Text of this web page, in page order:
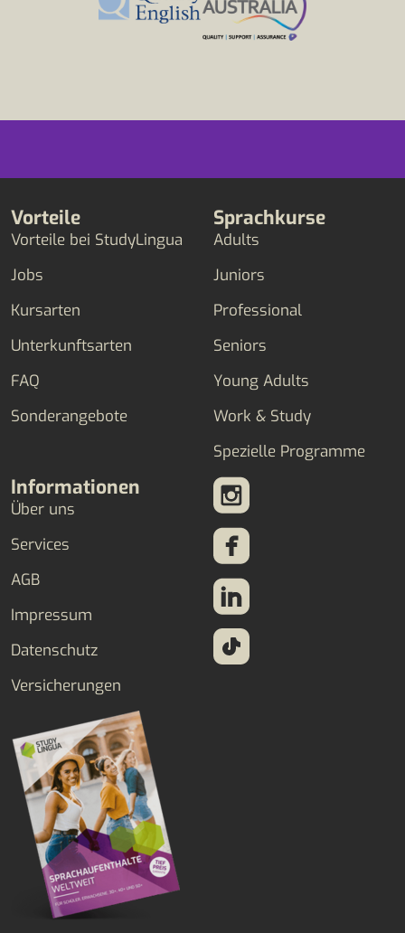
Vorteile
Vorteile bei StudyLingua
Jobs
Kursarten
Unterkunftsarten
FAQ
Sonderangebote
Sprachkurse
Adults
Juniors
Professional
Seniors
Young Adults
Work & Study
Spezielle Programme
Informationen
Über uns
Services
AGB
Impressum
Datenschutz
Versicherungen